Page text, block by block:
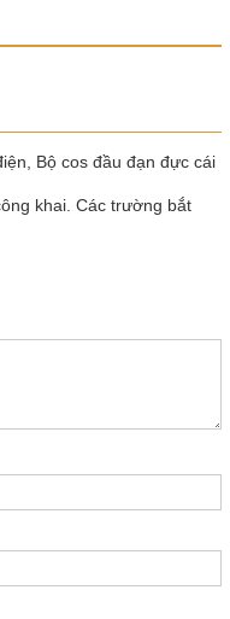
Bộ cos đầu đạn đực cái
khai. Các trường bắt